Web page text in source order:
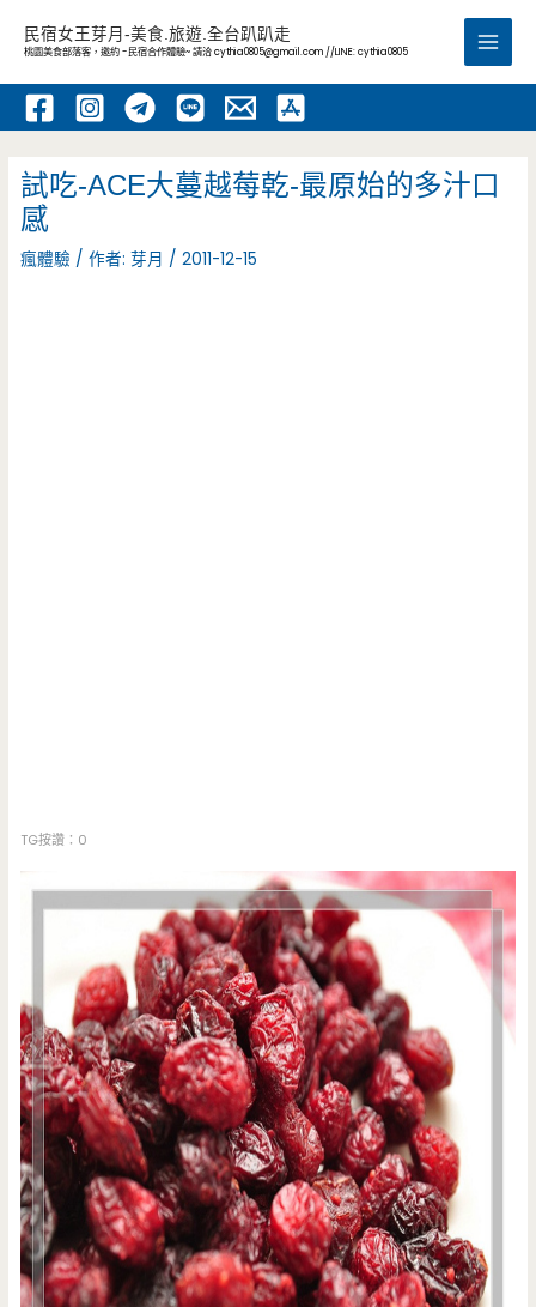
內
民宿女王芽月-美食.旅遊.全台趴趴走
桃園美食部落客，邀約 -民宿合作體驗~ 請洽cythia0805@gmail.com //LINE: cythia0805
Main
試吃-ACE大蔓越莓乾-最原始的多汁口
感
瘋體驗 / 作者:芽月 /2011-12-15
TG按讚：0